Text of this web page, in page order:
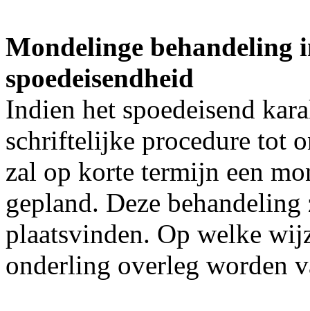
Mondelinge behandeling
spoedeisendheid
Indien het spoedeisend
schriftelijke procedure tot
zal op korte termijn een
gepland. Deze
plaatsvinden. Op welke
onderling overleg worden